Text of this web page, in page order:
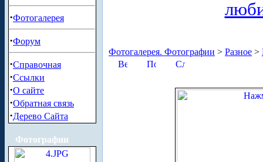
·Фотогалерея
·Форум
·Справочная
·Ссылки
·О сайте
·Обратная связь
·Дерево Сайта
Фотографии
Фотогалерея. Фотографии > Разное >